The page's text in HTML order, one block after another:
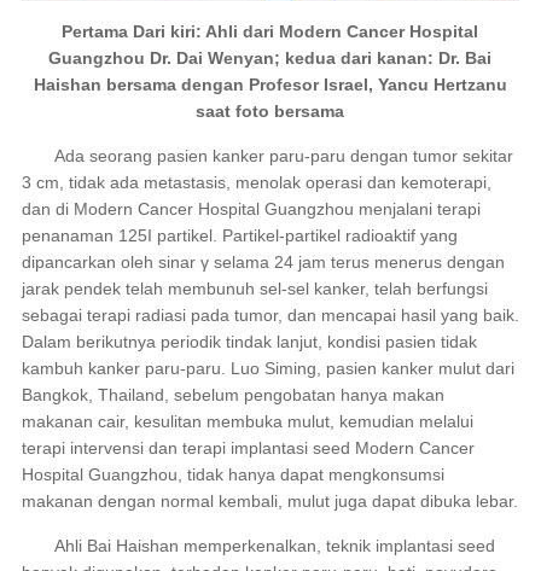
Pertama Dari kiri: Ahli dari Modern Cancer Hospital
Guangzhou Dr. Dai Wenyan; kedua dari kanan: Dr. Bai
Haishan bersama dengan Profesor Israel, Yancu Hertzanu
saat foto bersama
Ada seorang pasien kanker paru-paru dengan tumor sekitar
3 cm, tidak ada metastasis, menolak operasi dan kemoterapi,
dan di Modern Cancer Hospital Guangzhou menjalani terapi
penanaman 125I partikel. Partikel-partikel radioaktif yang
dipancarkan oleh sinar γ selama 24 jam terus menerus dengan
jarak pendek telah membunuh sel-sel kanker, telah berfungsi
sebagai terapi radiasi pada tumor, dan mencapai hasil yang baik.
Dalam berikutnya periodik tindak lanjut, kondisi pasien tidak
kambuh kanker paru-paru. Luo Siming, pasien kanker mulut dari
Bangkok, Thailand, sebelum pengobatan hanya makan
makanan cair, kesulitan membuka mulut, kemudian melalui
terapi intervensi dan terapi implantasi seed Modern Cancer
Hospital Guangzhou, tidak hanya dapat mengkonsumsi
makanan dengan normal kembali, mulut juga dapat dibuka lebar.
Ahli Bai Haishan memperkenalkan, teknik implantasi seed